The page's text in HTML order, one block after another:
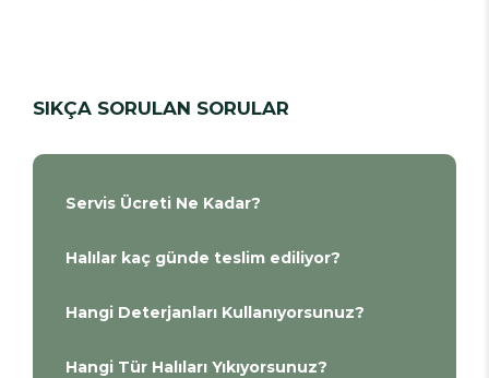
SIKÇA SORULAN SORULAR
Servis Ücreti Ne Kadar?
Halılar kaç günde teslim ediliyor?
Hangi Deterjanları Kullanıyorsunuz?
Hangi Tür Halıları Yıkıyorsunuz?